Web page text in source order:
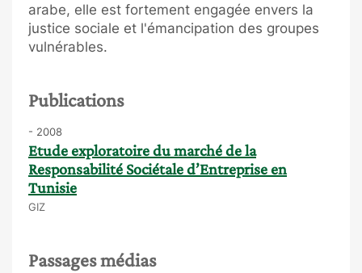
arabe, elle est fortement engagée envers la
justice sociale et l'émancipation des groupes
vulnérables.
Publications
- 2008
Etude exploratoire du marché de la
Responsabilité Sociétale d’Entreprise en
Tunisie
GIZ
Passages médias